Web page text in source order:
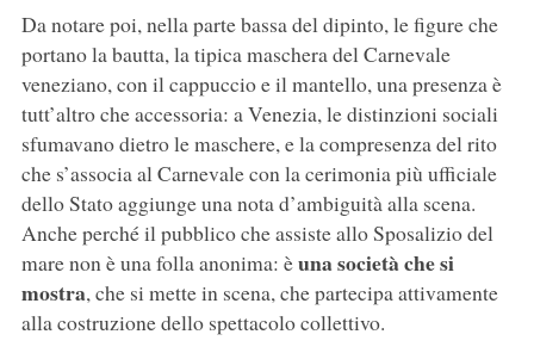
Da notare poi, nella parte bassa del dipinto, le figure che
portano la bautta, la tipica maschera del Carnevale
veneziano, con il cappuccio e il mantello, una presenza è
tutt’altro che accessoria: a Venezia, le distinzioni sociali
sfumavano dietro le maschere, e la compresenza del rito
che s’associa al Carnevale con la cerimonia più ufficiale
dello Stato aggiunge una nota d’ambiguità alla scena.
Anche perché il pubblico che assiste allo Sposalizio del
mare non è una folla anonima: èuna società che si
mostra, che si mette in scena, che partecipa attivamente
alla costruzione dello spettacolo collettivo.